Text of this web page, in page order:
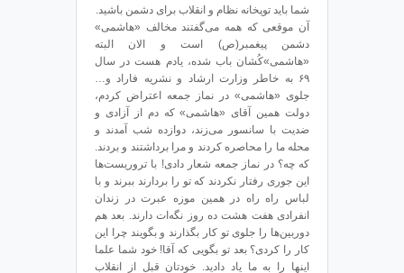
شما باید توپخانه‌ نظام و انقلاب برای دشمن باشید.
آن موقعی که همه می‌گفتند مخالف «هاشمی»
دشمن پیغمبر(ص) است و الان البته
«هاشمی»‌کُشان باب شده، یادم هست در سال
۶۹ به خاطر وزارت ارشاد و نشریه فاراد و…
جلوی «هاشمی» در نماز جمعه اعتراض کردم،
دولت همین آقای «هاشمی» که دم از آزادی و
ضدیت با سانسور می‌زند، دوازده شب آمدند و
محله‌ ما را محاصره کردند و مرا برداشتند و بردند.
که چه؟ در نماز جمعه شعار دادی! با تروریست‌ها
این جوری رفتار نکردند که تو را بردارند ببرند و با
لباس راه راه در همین موزه عبرت در زندان
انفرادی هفت هشت ده روز نگه‌ات دارند. بعد هم
دوربین‌ها را جلوی تو کار بگذارند و بگویند چرا این
کار را کردی؟ بعد تو بگویی که آقا! خود شما علما
اینها را به ما یاد دادید. خودتان قبل از انقلاب